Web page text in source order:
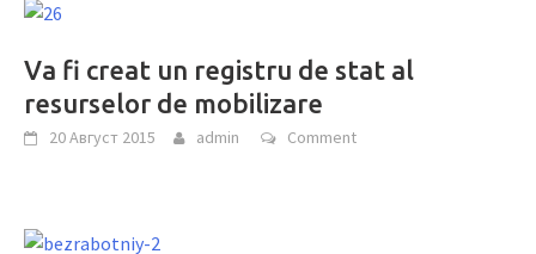
Va fi creat un registru de stat al
resurselor de mobilizare
20 Август 2015 admin Comment